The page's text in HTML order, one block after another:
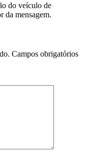
do veículo de
da mensagem.
Campos obrigatórios